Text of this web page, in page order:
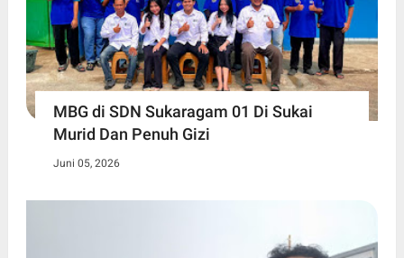
MBG di SDN Sukaragam 01 Di Sukai
Murid Dan Penuh Gizi
Juni 05, 2026